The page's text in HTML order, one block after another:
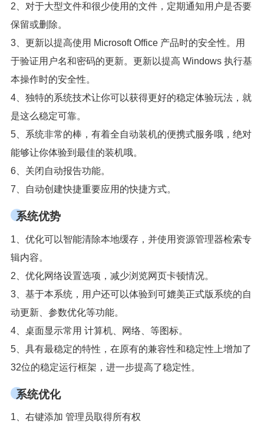
2、对于大型文件和很少使用的文件，定期通知用户是否要
保留或删除。
3、更新以提高使用 Microsoft Office 产品时的安全性。用
于验证用户名和密码的更新。更新以提高 Windows 执行基
本操作时的安全性。
4、独特的系统技术让你可以获得更好的稳定体验玩法，就
是这么稳定可靠。
5、系统非常的棒，有着全自动装机的便携式服务哦，绝对
能够让你体验到最佳的装机哦。
6、关闭自动报告功能。
7、自动创建快捷重要应用的快捷方式。
系统优势
1、优化可以智能清除本地缓存，并使用资源管理器检索专
辑内容。
2、优化网络设置选项，减少浏览网页卡顿情况。
3、基于本系统，用户还可以体验到可媲美正式版系统的自
动更新、参数优化等功能。
4、桌面显示常用 计算机、网络、等图标。
5、具有最稳定的特性，在原有的兼容性和稳定性上增加了
32位的稳定运行框架，进一步提高了稳定性。
系统优化
1、右键添加 管理员取得所有权